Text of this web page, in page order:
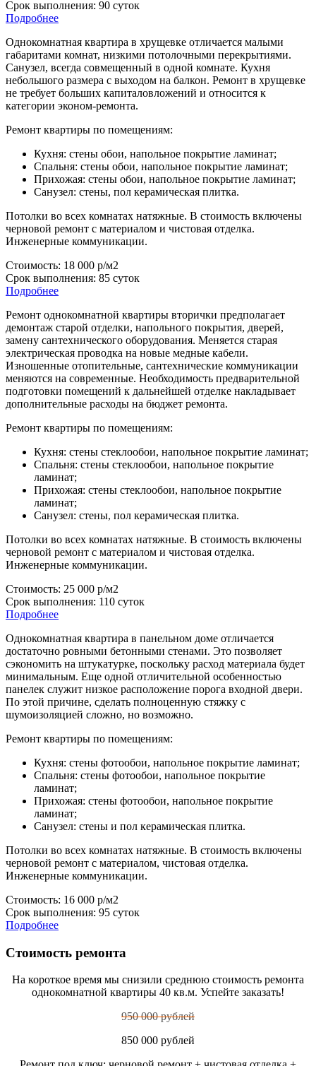
Срок выполнения: 90 суток
Подробнее
Однокомнатная квартира в хрущевке отличается малыми
габаритами комнат, низкими потолочными перекрытиями.
Санузел, всегда совмещенный в одной комнате. Кухня
небольшого размера с выходом на балкон. Ремонт в хрущевке
не требует больших капиталовложений и относится к
категории эконом-ремонта.
Ремонт квартиры по помещениям:
Кухня: стены обои, напольное покрытие ламинат;
Спальня: стены обои, напольное покрытие ламинат;
Прихожая: стены обои, напольное покрытие ламинат;
Санузел: стены, пол керамическая плитка.
Потолки во всех комнатах натяжные. В стоимость включены
черновой ремонт с материалом и чистовая отделка.
Инженерные коммуникации.
Стоимость: 18 000 р/м2
Срок выполнения: 85 суток
Подробнее
Ремонт однокомнатной квартиры вторички предполагает
демонтаж старой отделки, напольного покрытия, дверей,
замену сантехнического оборудования. Меняется старая
электрическая проводка на новые медные кабели.
Изношенные отопительные, сантехнические коммуникации
меняются на современные. Необходимость предварительной
подготовки помещений к дальнейшей отделке накладывает
дополнительные расходы на бюджет ремонта.
Ремонт квартиры по помещениям:
Кухня: стены стеклообои, напольное покрытие ламинат;
Спальня: стены стеклообои, напольное покрытие
ламинат;
Прихожая: стены стеклообои, напольное покрытие
ламинат;
Санузел: стены, пол керамическая плитка.
Потолки во всех комнатах натяжные. В стоимость включены
черновой ремонт с материалом и чистовая отделка.
Инженерные коммуникации.
Стоимость: 25 000 р/м2
Срок выполнения: 110 суток
Подробнее
Однокомнатная квартира в панельном доме отличается
достаточно ровными бетонными стенами. Это позволяет
сэкономить на штукатурке, поскольку расход материала будет
минимальным. Еще одной отличительной особенностью
панелек служит низкое расположение порога входной двери.
По этой причине, сделать полноценную стяжку с
шумоизоляцией сложно, но возможно.
Ремонт квартиры по помещениям:
Кухня: стены фотообои, напольное покрытие ламинат;
Спальня: стены фотообои, напольное покрытие
ламинат;
Прихожая: стены фотообои, напольное покрытие
ламинат;
Санузел: стены и пол керамическая плитка.
Потолки во всех комнатах натяжные. В стоимость включены
черновой ремонт с материалом, чистовая отделка.
Инженерные коммуникации.
Стоимость: 16 000 р/м2
Срок выполнения: 95 суток
Подробнее
Стоимость ремонта
На короткое время мы снизили среднюю стоимость ремонта
однокомнатной квартиры 40 кв.м. Успейте заказать!
950 000 рублей
850 000 рублей